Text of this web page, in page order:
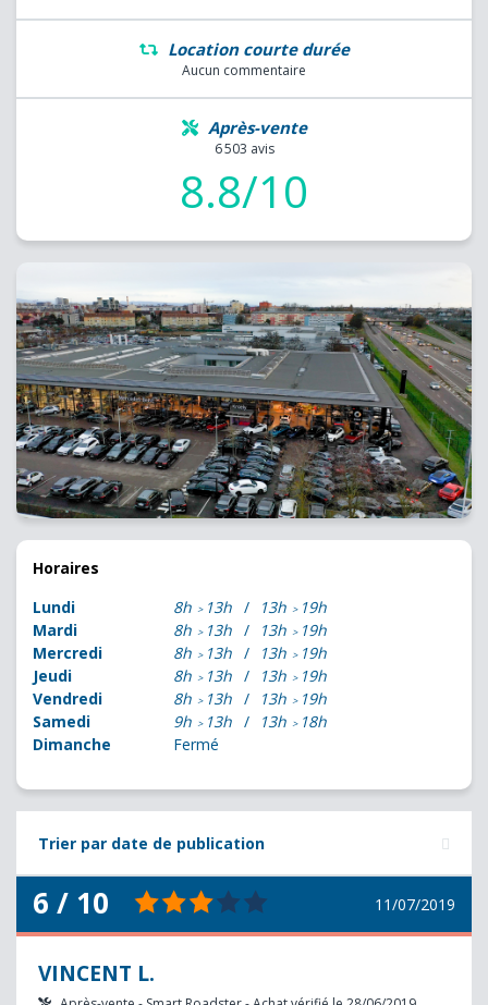
Location courte durée
Aucun commentaire
Après-vente
6 503 avis
8.8/10
Horaires
Lundi
8h 13h 13h
19h
Mardi
8h 13h 13h
19h
Mercredi
8h 13h 13h
19h
Jeudi
8h 13h 13h
19h
Vendredi
8h 13h 13h
19h
Samedi
9h 13h 13h
18h
Dimanche
Fermé
Trier par date de publication
6 / 10 11/07/2019
VINCENT L.